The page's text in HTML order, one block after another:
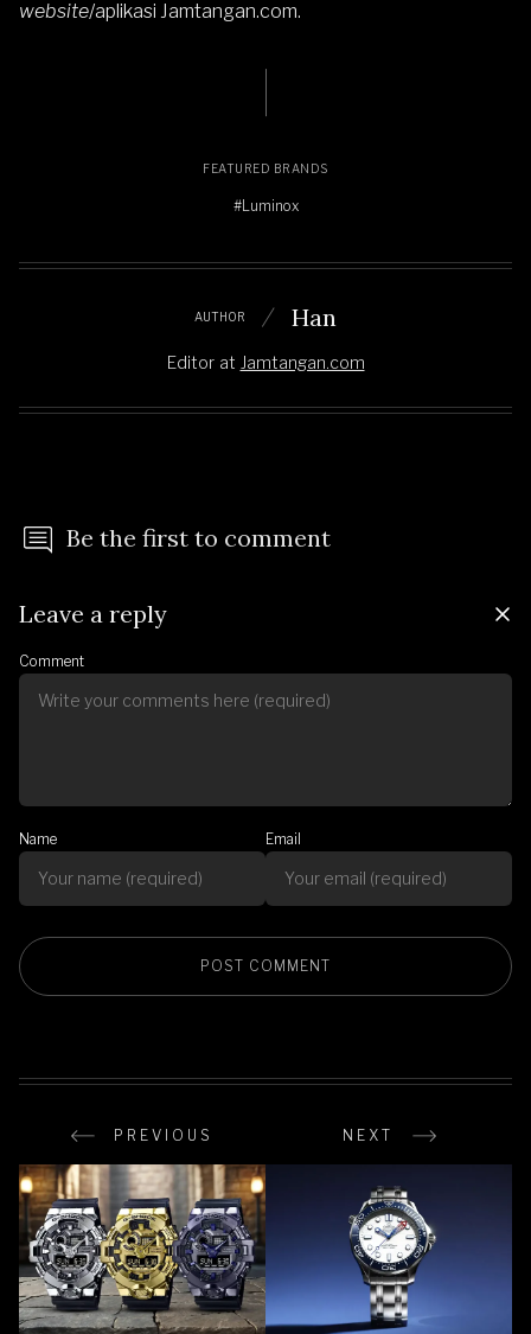
website/aplikasi Jamtangan.com.
FEATURED BRANDS
#Luminox
AUTHOR Han
Editor at Jamtangan.com
Be the first to comment
Leave a reply
Comment
Name Email
PREVIOUS NEXT